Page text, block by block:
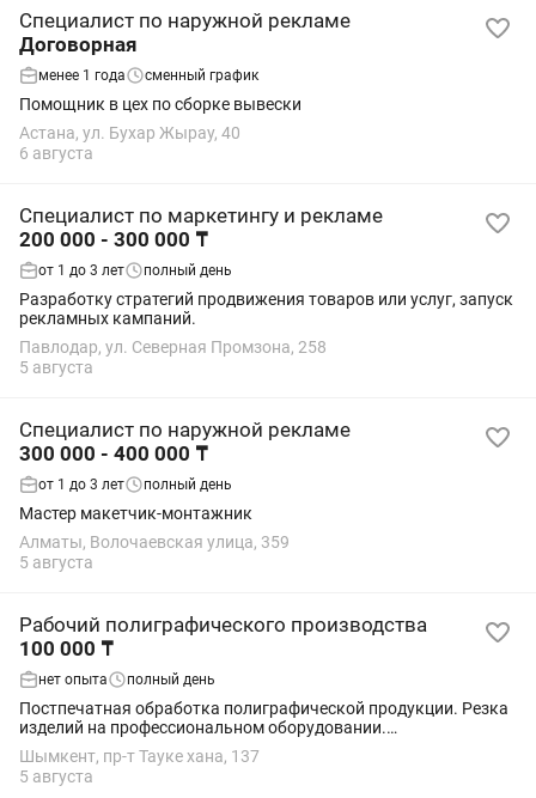
Специалист по наружной рекламе
Договорная
менее 1 года сменный график
Помощник в цех по сборке вывески
Астана, ул. Бухар Жырау, 40
6 августа
Специалист по маркетингу и рекламе
200 000 - 300 000 ₸
от 1 до 3 лет полный день
Разработку стратегий продвижения товаров или услуг, запуск
рекламных кампаний.
Павлодар, ул. Северная Промзона, 258
5 августа
Специалист по наружной рекламе
300 000 - 400 000 ₸
от 1 до 3 лет полный день
Мастер макетчик-монтажник
Алматы, Волочаевская улица, 359
5 августа
Рабочий полиграфического производства
100 000 ₸
нет опыта полный день
Постпечатная обработка полиграфической продукции. Резка
изделий на профессиональном оборудовании.
Ламинирование, биговка, фальцовка и перфорация.
Изготовление переплётов (пружина, металлический и...
Шымкент, пр-т Тауке хана, 137
5 августа